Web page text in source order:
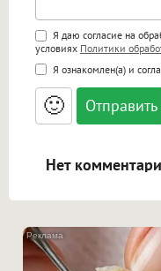
Поддержка
<b>, <strong>,
<small>, <sup>,
<blockquote>,
адреса URL
ссылками, и
Я даю согласие на
условиях Политики
Я ознакомлен(а) и
🙂
Нет